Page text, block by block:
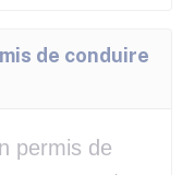
de conduire
permis de